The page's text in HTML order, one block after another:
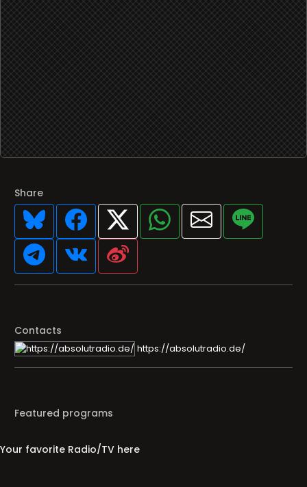
Share
Contacts
https://absolutradio.de/
Featured programs
Your favorite Radio/TV here